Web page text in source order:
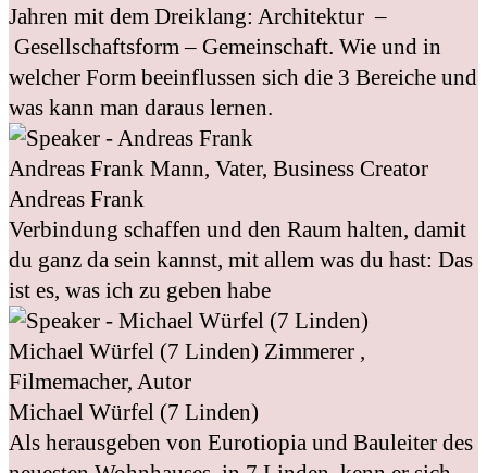
Jahren mit dem Dreiklang: Architektur –
Gesellschaftsform – Gemeinschaft. Wie und in
welcher Form beeinflussen sich die 3 Bereiche und
was kann man daraus lernen.
Andreas Frank Mann, Vater, Business Creator
Andreas Frank
Verbindung schaffen und den Raum halten, damit
du ganz da sein kannst, mit allem was du hast: Das
ist es, was ich zu geben habe
Michael Würfel (7 Linden) Zimmerer ,
Filmemacher, Autor
Michael Würfel (7 Linden)
Als herausgeben von Eurotiopia und Bauleiter des